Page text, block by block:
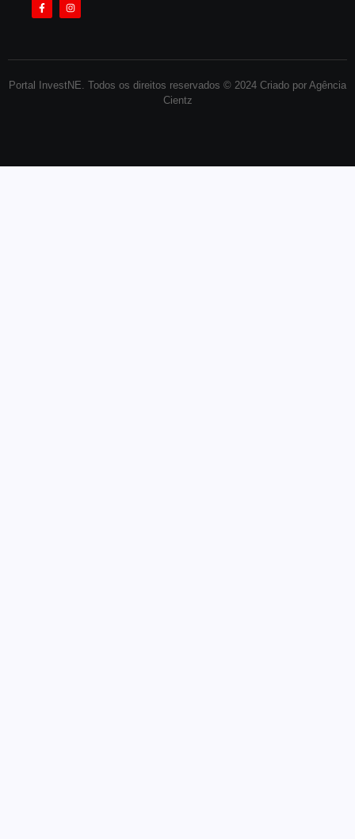
Portal InvestNE. Todos os direitos reservados © 2024 Criado por Agência
Cientz